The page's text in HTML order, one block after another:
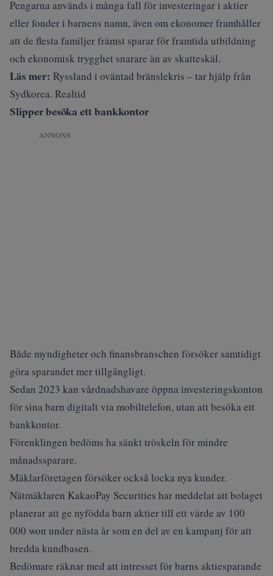
Pengarna används i många fall för investeringar i aktier
eller fonder i barnens namn, även om ekonomer framhåller
att de flesta familjer främst sparar för framtida utbildning
och ekonomisk trygghet snarare än av skatteskäl.
Läs mer: Ryssland i oväntad bränslekris – tar hjälp från
Sydkorea. Realtid
Slipper besöka ett bankkontor
ANNONS
Både myndigheter och finansbranschen försöker samtidigt
göra sparandet mer tillgängligt.
Sedan 2023 kan vårdnadshavare öppna investeringskonton
för sina barn digitalt via mobiltelefon, utan att besöka ett
bankkontor.
Förenklingen bedöms ha sänkt tröskeln för mindre
månadssparare.
Mäklarföretagen försöker också locka nya kunder.
Nätmäklaren KakaoPay Securities har meddelat att bolaget
planerar att ge nyfödda barn aktier till ett värde av 100
000 won under nästa år som en del av en kampanj för att
bredda kundbasen.
Bedömare räknar med att intresset för barns aktiesparande